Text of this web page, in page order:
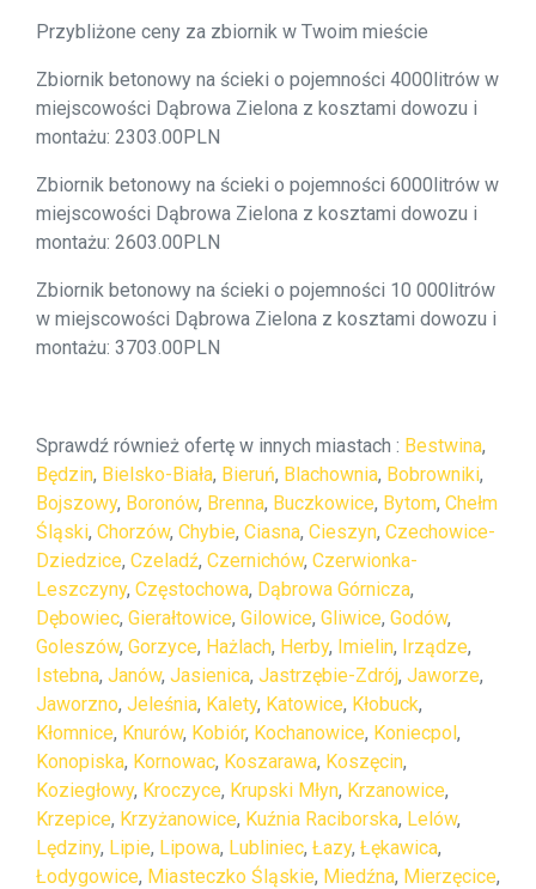
Przybliżone ceny za zbiornik w Twoim mieście
Zbiornik betonowy na ścieki o pojemności 4000litrów w
miejscowości Dąbrowa Zielona z kosztami dowozu i
montażu: 2303.00PLN
Zbiornik betonowy na ścieki o pojemności 6000litrów w
miejscowości Dąbrowa Zielona z kosztami dowozu i
montażu: 2603.00PLN
Zbiornik betonowy na ścieki o pojemności 10 000litrów
w miejscowości Dąbrowa Zielona z kosztami dowozu i
montażu: 3703.00PLN
Sprawdź również ofertę w innych miastach : Bestwina,
Będzin, Bielsko-Biała, Bieruń, Blachownia, Bobrowniki,
Bojszowy, Boronów, Brenna, Buczkowice, Bytom, Chełm
Śląski, Chorzów, Chybie, Ciasna, Cieszyn, Czechowice-
Dziedzice, Czeladź, Czernichów, Czerwionka-
Leszczyny, Częstochowa, Dąbrowa Górnicza,
Dębowiec, Gierałtowice, Gilowice, Gliwice, Godów,
Goleszów, Gorzyce, Hażlach, Herby, Imielin, Irządze,
Istebna, Janów, Jasienica, Jastrzębie-Zdrój, Jaworze,
Jaworzno, Jeleśnia, Kalety, Katowice, Kłobuck,
Kłomnice, Knurów, Kobiór, Kochanowice, Koniecpol,
Konopiska, Kornowac, Koszarawa, Koszęcin,
Koziegłowy, Kroczyce, Krupski Młyn, Krzanowice,
Krzepice, Krzyżanowice, Kuźnia Raciborska, Lelów,
Lędziny, Lipie, Lipowa, Lubliniec, Łazy, Łękawica,
Łodygowice, Miasteczko Śląskie, Miedźna, Mierzęcice,